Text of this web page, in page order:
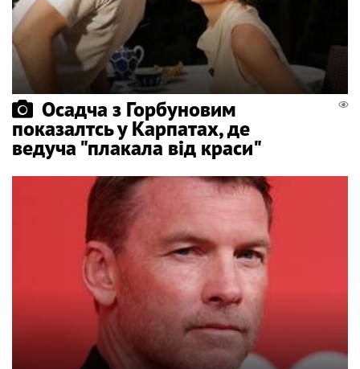
Осадча з Горбуновим
показалтсь у Карпатах, де
ведуча "плакала від краси"